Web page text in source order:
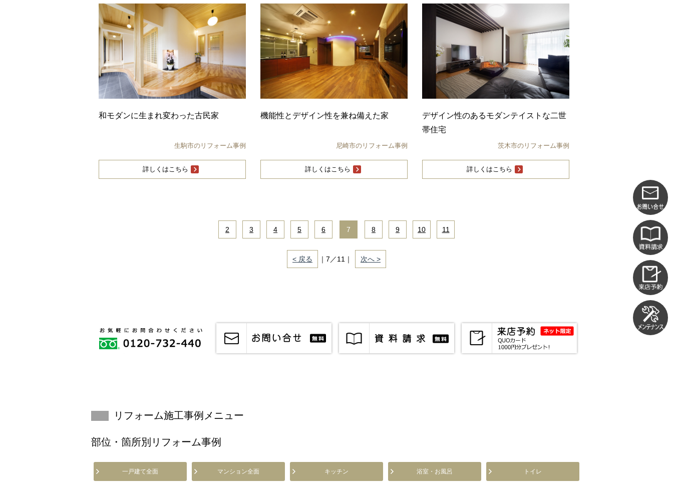
和モダンに生まれ変わった古民家
生駒市のリフォーム事例
詳しくはこちら
機能性とデザイン性を兼ね備えた家
尼崎市のリフォーム事例
詳しくはこちら
デザイン性のあるモダンテイストな二世
帯住宅
茨木市のリフォーム事例
詳しくはこちら
2 3 4 5 6 7 8 9 10 11
< 戻る ｜7／11｜ 次へ >
リフォーム施工事例メニュー
部位・箇所別リフォーム事例
一戸建て全面 マンション全面 キッチン 浴室・お風呂 トイレ